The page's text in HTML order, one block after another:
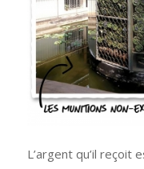
L’argent qu’il reçoit